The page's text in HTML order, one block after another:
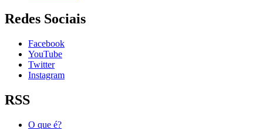
Redes Sociais
Facebook
YouTube
Twitter
Instagram
RSS
O que é?